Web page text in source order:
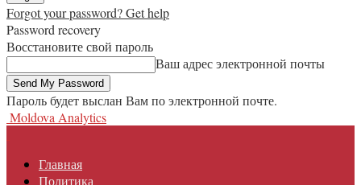
Forgot your password? Get help
Password recovery
Восстановите свой пароль
Ваш адрес электронной почты
Пароль будет выслан Вам по электронной почте.
Moldova Analytics
Главная
Политика